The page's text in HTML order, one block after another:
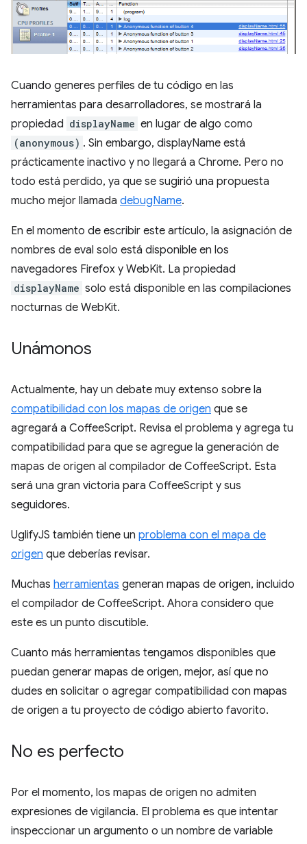
Cuando generes perfiles de tu código en las
herramientas para desarrolladores, se mostrará la
propiedad displayName en lugar de algo como
(anonymous) . Sin embargo, displayName está
prácticamente inactivo y no llegará a Chrome. Pero no
todo está perdido, ya que se sugirió una propuesta
mucho mejor llamada debugName.
En el momento de escribir este artículo, la asignación de
nombres de eval solo está disponible en los
navegadores Firefox y WebKit. La propiedad
displayName solo está disponible en las compilaciones
nocturnas de WebKit.
Unámonos
Actualmente, hay un debate muy extenso sobre la
compatibilidad con los mapas de origen que se
agregará a CoffeeScript. Revisa el problema y agrega tu
compatibilidad para que se agregue la generación de
mapas de origen al compilador de CoffeeScript. Esta
será una gran victoria para CoffeeScript y sus
seguidores.
UglifyJS también tiene un problema con el mapa de
origen que deberías revisar.
Muchas herramientas generan mapas de origen, incluido
el compilador de CoffeeScript. Ahora considero que
este es un punto discutible.
Cuanto más herramientas tengamos disponibles que
puedan generar mapas de origen, mejor, así que no
dudes en solicitar o agregar compatibilidad con mapas
de origen a tu proyecto de código abierto favorito.
No es perfecto
Por el momento, los mapas de origen no admiten
expresiones de vigilancia. El problema es que intentar
inspeccionar un argumento o un nombre de variable